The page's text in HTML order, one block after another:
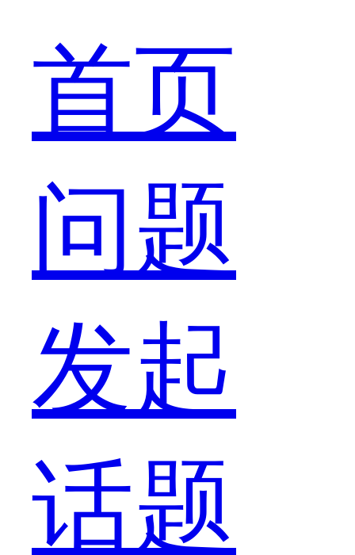
听
说
过，
甚
首页
问题
发起
话题